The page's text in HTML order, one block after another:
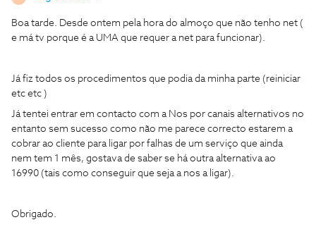
Boa tarde. Desde ontem pela hora do almoço que não tenho net (
e má tv porque é a UMA que requer a net para funcionar).
Já fiz todos os procedimentos que podia da minha parte (reiniciar
etc etc )
Já tentei entrar em contacto com a Nos por canais alternativos no
entanto sem sucesso como não me parece correcto estarem a
cobrar ao cliente para ligar por falhas de um serviço que ainda
nem tem 1 mês, gostava de saber se há outra alternativa ao
16990 (tais como conseguir que seja a nos a ligar).
Obrigado.